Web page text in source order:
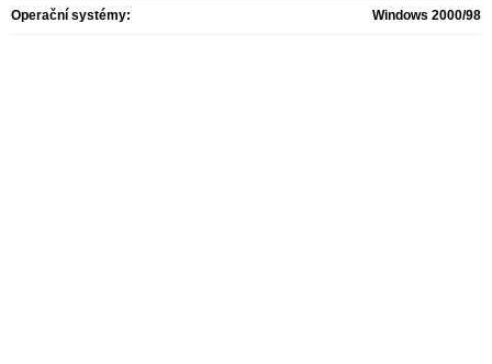
Operační systémy: Windows 2000/98